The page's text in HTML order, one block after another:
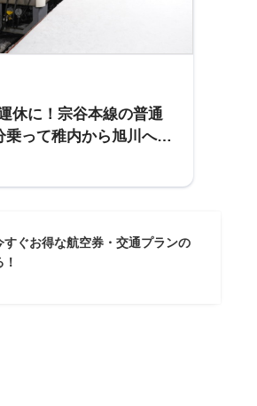
休に！宗谷本線の普通
乗って稚内から旭川へ移
すぐお得な航空券・交通プランの